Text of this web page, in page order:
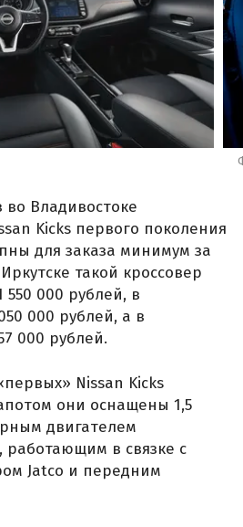
во Владивостоке
Kicks первого поколения
для заказа минимум за
такой кроссовер
550 000 рублей, в
000 рублей, а в
000 рублей.
Nissan Kicks
они оснащены 1,5
двигателем
работающим в связке с
Jatco и передним